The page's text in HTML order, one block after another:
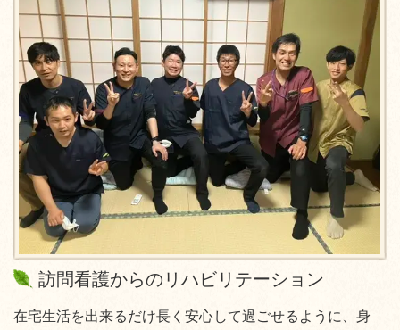
訪問看護からのリハビリテーション
在宅生活を出来るだけ長く安心して過ごせるように、身